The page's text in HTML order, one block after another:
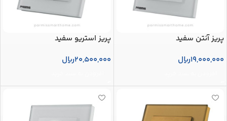
پریز آنتن سفید
19,000,000ریال
پریز استریو سفید
20,500,000ریال